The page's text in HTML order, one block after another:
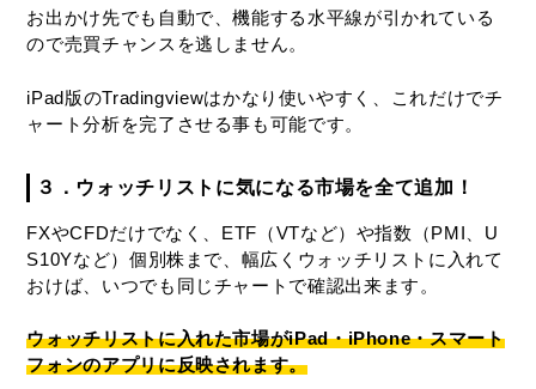
お出かけ先でも自動で、機能する水平線が引かれている
ので売買チャンスを逃しません。
iPad版のTradingviewはかなり使いやすく、これだけでチ
ャート分析を完了させる事も可能です。
３．ウォッチリストに気になる市場を全て追加！
FXやCFDだけでなく、ETF（VTなど）や指数（PMI、U
S10Yなど）個別株まで、幅広くウォッチリストに入れて
おけば、いつでも同じチャートで確認出来ます。
ウォッチリストに入れた市場がiPad・iPhone・スマート
フォンのアプリに反映されます。